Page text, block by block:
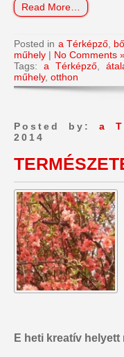
Read More…
Posted in a Térképző,
műhely | No Comments
Tags: a Térképző
műhely, otthon
Posted by:a
2014
E heti kreatív